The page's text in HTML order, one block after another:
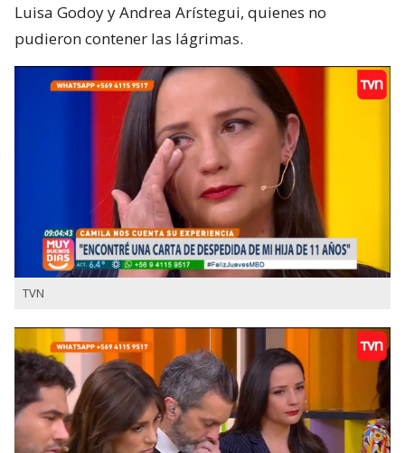
Luisa Godoy y Andrea Arístegui, quienes no
pudieron contener las lágrimas.
TVN